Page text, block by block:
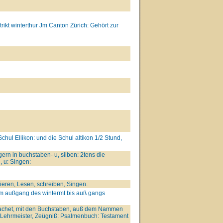
winterthur Jm Canton Zürich: Gehört zur
Ellikon: und die Schul altikon 1/2 Stund,
in buchstaben- u, silben: 2tens die
u: Singen:
Lesen, schreiben, Singen.
außgang des wintermt bis auß gangs
mit den Buchstaben, auß dem Nammen
Zeügniß: Psalmenbuch: Testament